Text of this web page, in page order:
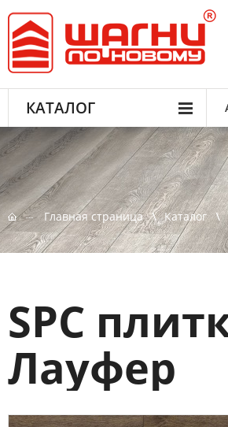
КАТАЛОГ
Главная страница Каталог
SPC
Лауфер